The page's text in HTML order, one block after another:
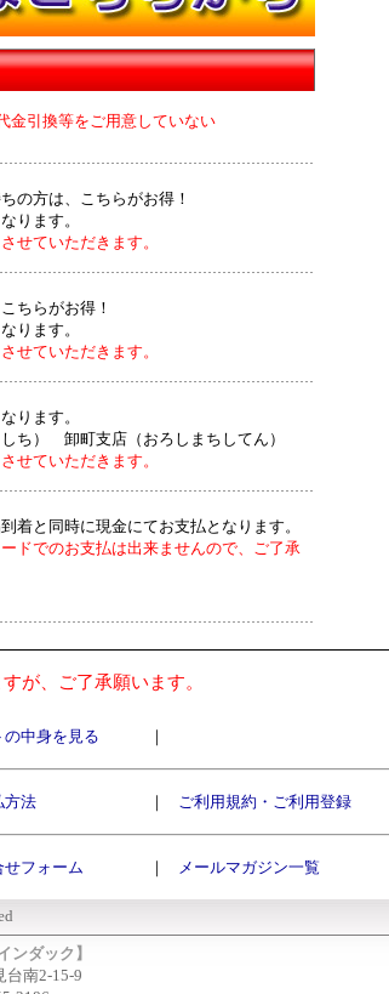
金引換等をご用意していない
の方は、こちらがお得！
ります。
せていただきます。
ちらがお得！
ります。
せていただきます。
ります。
ち） 卸町支店（おろしまちしてん）
せていただきます。
着と同時に現金にてお支払となります。
ドでのお支払は出来ませんので、ご了承
が、ご了承願います。
の中身を見る ｜
方法 ｜ ご利用規約・ご利用登録
せフォーム ｜ メールマガジン一覧
ンダック】
南2-15-9